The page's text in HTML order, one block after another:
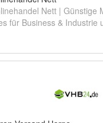
Nett | Günstige
für Business & Industrie